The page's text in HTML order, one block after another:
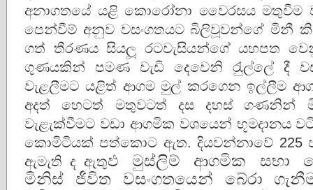
අනාගතයේ යළි කොරෝනා වෛරසය මතුවීම
පෙන්වීම් අනුව වසංගතයට බිලිවූවන්ගේ මිනී
ගත් තීරණය සියලූ රටවැසියන්ගේ යහපත
ගුණයකින් පමණ වැඩි දෙවෙනි රැුල්ලේ දී
වැළලීමට යළිත් ආගම මුල් කරගෙන ඉල්ලීම
අදත් හෙටත් මතුවටත් දස දහස් ගණනින්
වැළැක්වීමට වඩා ආගමික වශයෙන් භූමදානය
කොමිටියක් පත්කොට ඇත. දියවන්නාවේ
ඇමැති ද ඇතුඵ මුස්ලිම් ආගමික සභා
මිනිස් ජීවිත වසංගතයෙන් බේරා